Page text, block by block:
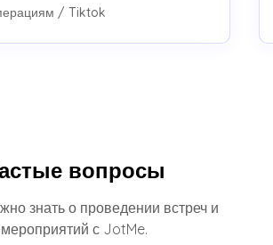
/ Tiktok
вопросы
знать о проведении встреч и
мероприятий с JotMe.